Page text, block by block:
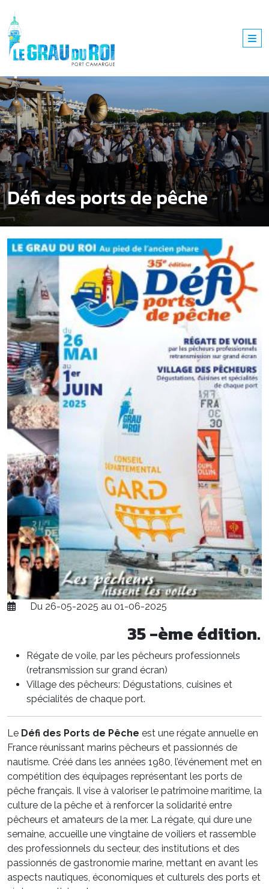
Défi des ports de pêche
Du 26-05-2025 au 01-06-2025
35 -ème édition.
Régate de voile, par les pêcheurs professionnels
(retransmission sur grand écran)
Village des pêcheurs: Dégustations, cuisines et
spécialités de chaque port.
Le Défi des Ports de Pêche est une régate annuelle en
France réunissant marins pêcheurs et passionnés de
nautisme. Créé dans les années 1980, l’événement met en
compétition des équipages représentant les ports de
pêche français. Il vise à valoriser le patrimoine maritime, la
culture de la pêche et à renforcer la solidarité entre
pêcheurs et amateurs de la mer. La régate, qui dure une
semaine, accueille une vingtaine de voiliers et rassemble
des professionnels du secteur, des institutions et des
passionnés de gastronomie marine, mettant en avant les
aspects nautiques, économiques et culturels des ports et